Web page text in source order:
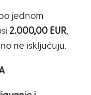
jednom
2.000,00 EUR,
ne isključuju.